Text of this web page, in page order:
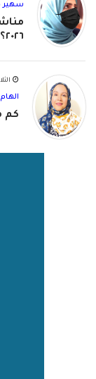
سهير
٢٠٢٦؟
الثلاثاء,
كم مرة